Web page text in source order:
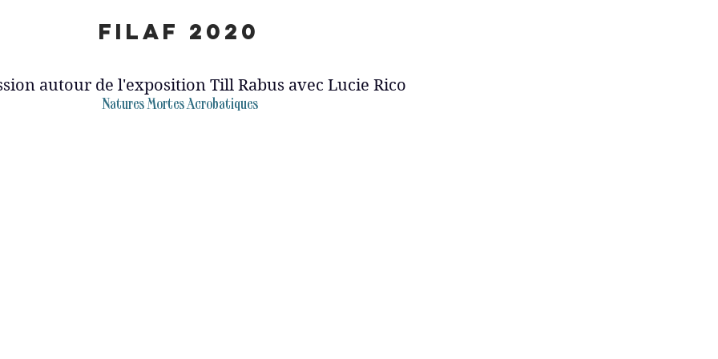
FILAF 2020
autour de l'exposition Till Rabus avec Lucie Rico
Natures Mortes Acrobatiques